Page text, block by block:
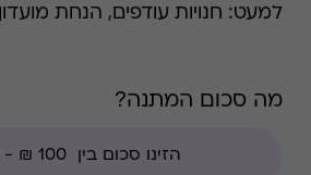
למעט: חנויות עודפים, הנחת
מה סכום המתנה?